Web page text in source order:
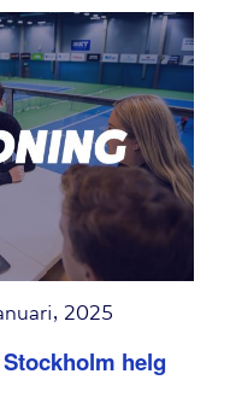
helg
2025